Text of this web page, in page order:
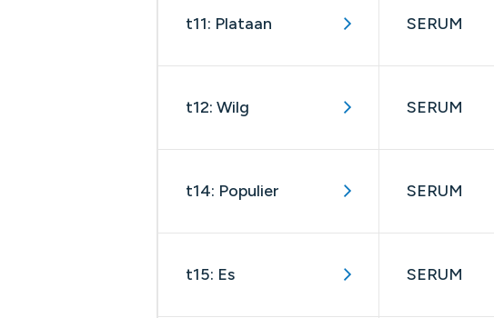
t11: Plataan SERUM
t12: Wilg SERUM
t14: Populier SERUM
t15: Es SERUM